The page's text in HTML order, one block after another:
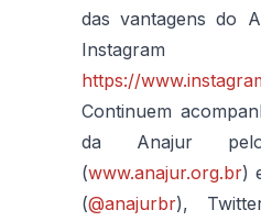
das vantagens do
Instagram
https://
Continuem
da Anajur
(www.anajur.org.br)
(@anajurbr),